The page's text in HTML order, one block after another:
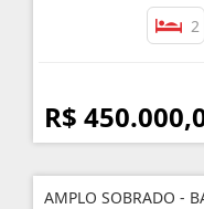
2
R$
AMPLO SOBRADO -